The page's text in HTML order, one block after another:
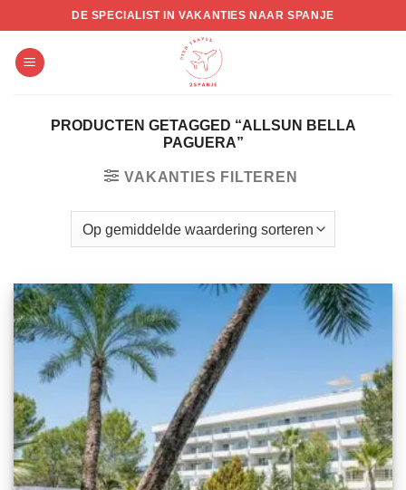
to
content
DE SPECIALIST IN VAKANTIES NAAR SPANJE
PRODUCTEN GETAGGED “ALLSUN BELLA
PAGUERA”
VAKANTIES FILTEREN